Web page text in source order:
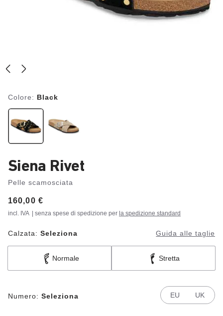
Colore: Black
Siena Rivet
Pelle scamosciata
Price:
160,00 €
incl. IVA | senza spese di spedizione per la spedizione standard
Calzata: Seleziona Guida alle taglie
Normale Stretta
Numero: Seleziona EU UK